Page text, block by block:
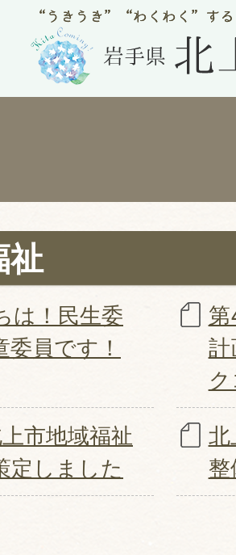
祉
は！民生委
委員です！
市地域福祉
定しました
北